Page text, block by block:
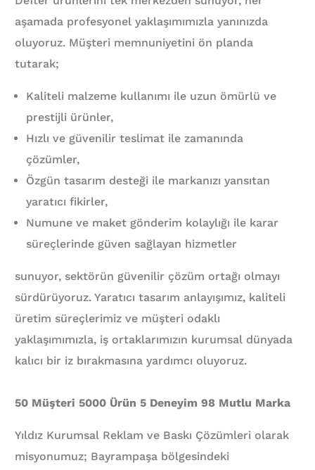
aşamada profesyonel yaklaşımımızla yanınızda
oluyoruz. Müşteri memnuniyetini ön planda
tutarak;
Kaliteli malzeme kullanımı ile uzun ömürlü ve
prestijli ürünler,
Hızlı ve güvenilir teslimat ile zamanında
çözümler,
Özgün tasarım desteği ile markanızı yansıtan
yaratıcı fikirler,
Numune ve maket gönderim kolaylığı ile karar
süreçlerinde güven sağlayan hizmetler
sunuyor, sektörün güvenilir çözüm ortağı olmayı
sürdürüyoruz. Yaratıcı tasarım anlayışımız, kaliteli
üretim süreçlerimiz ve müşteri odaklı
yaklaşımımızla, iş ortaklarımızın kurumsal dünyada
kalıcı bir iz bırakmasına yardımcı oluyoruz.
50 Müşteri 5000 Ürün 5 Deneyim 98 Mutlu Marka
Yıldız Kurumsal Reklam ve Baskı Çözümleri olarak
misyonumuz; Bayrampaşa bölgesindeki